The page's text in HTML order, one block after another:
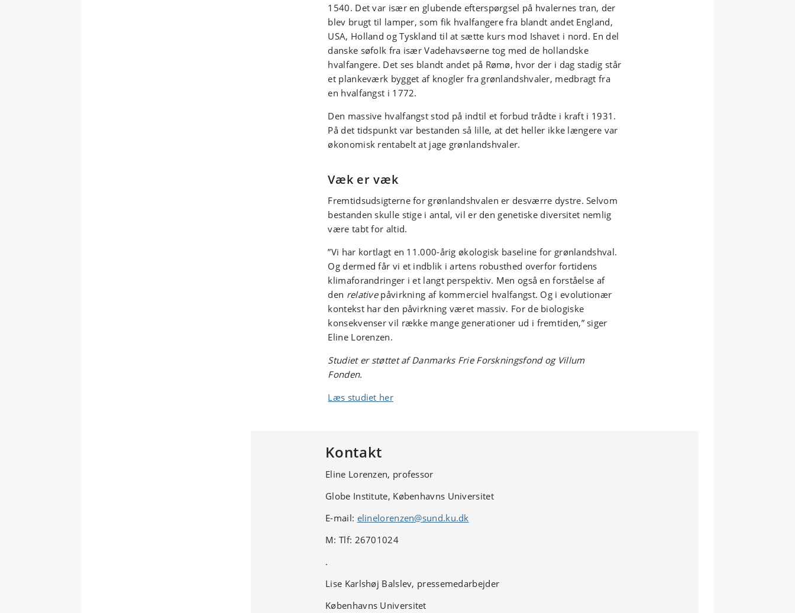
1540. Det var især en glubende efterspørgsel på hvalernes tran, der
blev brugt til lamper, som fik hvalfangere fra blandt andet England,
USA, Holland og Tyskland til at sætte kurs mod Ishavet i nord. En del
danske søfolk fra især Vadehavsøerne tog med de hollandske
hvalfangere. Det ses blandt andet på Rømø, hvor der i dag stadig står
et plankeværk bygget af knogler fra grønlandshvaler, medbragt fra
en hvalfangst i 1772.
Den massive hvalfangst stod på indtil et forbud trådte i kraft i 1931.
På det tidspunkt var bestanden så lille, at det heller ikke længere var
økonomisk rentabelt at jage grønlandshvaler.
Væk er væk
Fremtidsudsigterne for grønlandshvalen er desværre dystre. Selvom
bestanden skulle stige i antal, vil er den genetiske diversitet nemlig
være tabt for altid.
”Vi har kortlagt en 11.000-årig økologisk baseline for grønlandshval.
Og dermed får vi et indblik i artens robusthed overfor fortidens
klimaforandringer i et langt perspektiv. Men også en forståelse af
den relativepåvirkning af kommerciel hvalfangst. Og i evolutionær
kontekst har den påvirkning været massiv. For de biologiske
konsekvenser vil række mange generationer ud i fremtiden,” siger
Eline Lorenzen.
Studiet er støttet af Danmarks Frie Forskningsfond og Villum
Fonden.
Læs studiet her
Kontakt
Eline Lorenzen, professor
Globe Institute, Københavns Universitet
E-mail: elinelorenzen@sund.ku.dk
M:Tlf: 26701024
.
Lise Karlshøj Balslev, pressemedarbejder
Københavns Universitet